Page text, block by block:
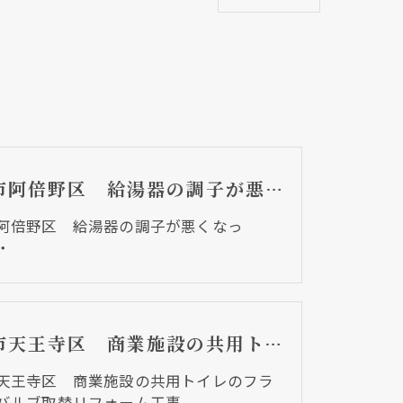
大阪市阿倍野区 給湯器の調子が悪くなって・・・
倍野区 給湯器の調子が悪くなっ
大阪市天王寺区 商業施設の共用トイレのフラッシュバルブ取替リフォーム工事
王寺区 商業施設の共用トイレのフラ